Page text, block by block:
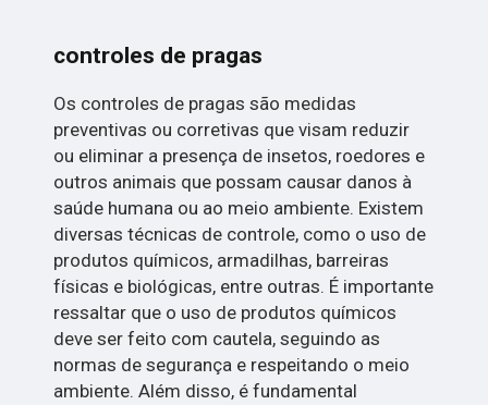
controles de pragas
Os controles de pragas são medidas
preventivas ou corretivas que visam reduzir
ou eliminar a presença de insetos, roedores e
outros animais que possam causar danos à
saúde humana ou ao meio ambiente. Existem
diversas técnicas de controle, como o uso de
produtos químicos, armadilhas, barreiras
físicas e biológicas, entre outras. É importante
ressaltar que o uso de produtos químicos
deve ser feito com cautela, seguindo as
normas de segurança e respeitando o meio
ambiente. Além disso, é fundamental